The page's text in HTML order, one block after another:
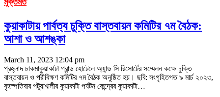
কুয়াকাটায় পার্বত্য চুক্তি বাস্তবায়ন কমিটির ৭ম বৈঠক:
আশা ও আশঙ্কা
March 11, 2023 12:04 pm
প্রহ্লাদ চাকমাকুয়াকাটা গ্রান্ড হোটেলে অ্যান্ড সি রিসোর্টের সম্মেলন কক্ষে চুক্তি
বাস্তবায়ন ও পরীবিক্ষণ কমিটির ৭ম বৈঠক অনুষ্ঠিত হয়। ছবি: সংগৃহিতগত ৯ মার্চ ২০২৩,
বৃহস্পতিবার পটুয়াখালীর কুয়াকাটা পর্যটন কেন্দ্রের কুয়াকাটা…